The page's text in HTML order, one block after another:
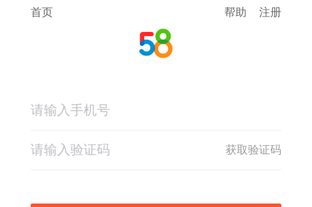
首页 帮助 注册
获取验证码